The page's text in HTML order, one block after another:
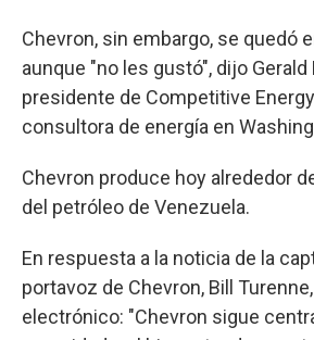
Chevron, sin embargo, se quedó
aunque "no les gustó", dijo Gerald
presidente de Competitive
consultora de energía en
Chevron produce hoy alrededor
del petróleo de Venezuela.
En respuesta a la noticia de la
portavoz de Chevron, Bill
electrónico: "Chevron sigue